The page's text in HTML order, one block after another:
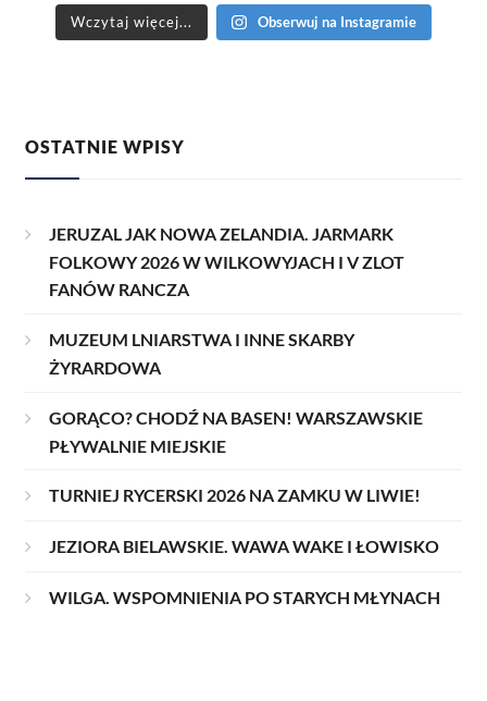
Wczytaj więcej... Obserwuj na Instagramie
OSTATNIE WPISY
JERUZAL JAK NOWA ZELANDIA. JARMARK
FOLKOWY 2026 W WILKOWYJACH I V ZLOT
FANÓW RANCZA
MUZEUM LNIARSTWA I INNE SKARBY
ŻYRARDOWA
GORĄCO? CHODŹ NA BASEN! WARSZAWSKIE
PŁYWALNIE MIEJSKIE
TURNIEJ RYCERSKI 2026 NA ZAMKU W LIWIE!
JEZIORA BIELAWSKIE. WAWA WAKE I ŁOWISKO
WILGA. WSPOMNIENIA PO STARYCH MŁYNACH